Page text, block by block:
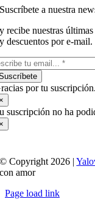
Suscríbete a nuestra
y recibe nuestras
y descuentos por e-mail.
por tu
suscripción no ha
© Copyright 2026 |
con amor
Page load link